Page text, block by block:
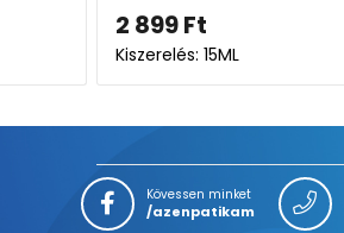
szemcsepp
10 499
Kiszerelés: 120X +15ML
Kövessen minket
/azenpatikam